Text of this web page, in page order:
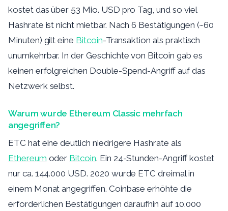
kostet das über 53 Mio. USD pro Tag, und so viel
Hashrate ist nicht mietbar. Nach 6 Bestätigungen (~60
Minuten) gilt eine Bitcoin-Transaktion als praktisch
unumkehrbar. In der Geschichte von Bitcoin gab es
keinen erfolgreichen Double-Spend-Angriff auf das
Netzwerk selbst.
Warum wurde Ethereum Classic mehrfach
angegriffen?
ETC hat eine deutlich niedrigere Hashrate als
Ethereum oder Bitcoin. Ein 24-Stunden-Angriff kostet
nur ca. 144.000 USD. 2020 wurde ETC dreimal in
einem Monat angegriffen. Coinbase erhöhte die
erforderlichen Bestätigungen daraufhin auf 10.000